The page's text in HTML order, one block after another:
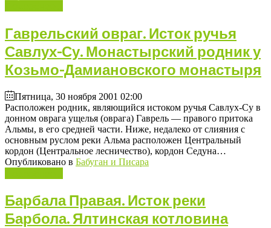
Гаврельский овраг. Исток ручья
Савлух-Су. Монастырский родник у
Козьмо-Дамиановского монастыря
Пятница, 30 ноября 2001 02:00
Расположен родник, являющийся истоком ручья Савлух-Су в
донном оврага ущелья (оврага) Гаврель — правого притока
Альмы, в его средней части. Ниже, недалеко от слияния с
основным руслом реки Альма расположен Центральный
кордон (Центральное лесничество), кордон Седуна…
Опубликовано в Бабуган и Писара
Барбала Правая. Исток реки
Барбола. Ялтинская котловина